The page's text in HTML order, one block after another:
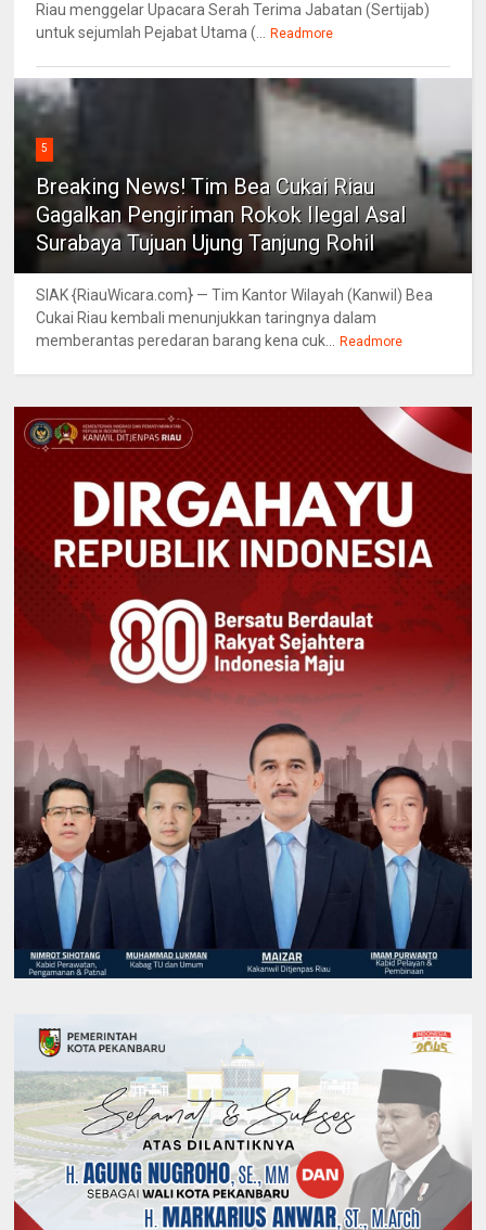
Riau menggelar Upacara Serah Terima Jabatan (Sertijab)
untuk sejumlah Pejabat Utama (... Readmore
5
Breaking News! Tim Bea Cukai Riau
Gagalkan Pengiriman Rokok Ilegal Asal
Surabaya Tujuan Ujung Tanjung Rohil
SIAK {RiauWicara.com} — Tim Kantor Wilayah (Kanwil) Bea
Cukai Riau kembali menunjukkan taringnya dalam
memberantas peredaran barang kena cuk... Readmore